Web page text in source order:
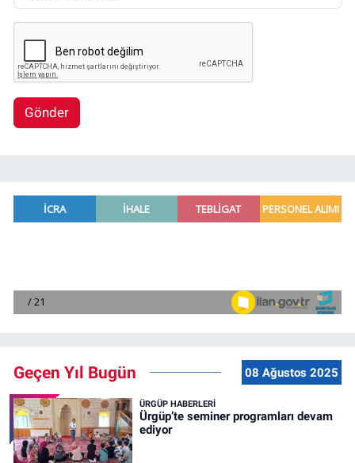
Gönder
Geçen Yıl Bugün 08 Ağustos 2025
ÜRGÜP HABERLERI
Ürgüp’te seminer programları devam
ediyor